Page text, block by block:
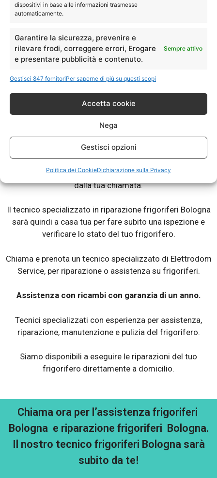
dispositivi in base alle informazioni trasmesse
automaticamente.
Garantire la sicurezza, prevenire e
rilevare frodi, correggere errori, Erogare
e presentare pubblicità e contenuto.
Sempre attivo
Gestisci 847 fornitoriPer saperne di più su questi scopi
Accetta cookie
Nega
Gestisci opzioni
Politica dei CookieDichiarazione sulla Privacy
Il tuo frigorifero ti dà dei problemi? Non raffredda più
per il tuo frigorifero.
Allora chiama e prenota un tecnico specializzato di
Elettrodom Service, per riparazione o assistenza sul tuo
Non importa la marca, l’importante è che sia fuori
garanzia, quindi che tu l’abbia acquistato più di due anni
fa.
Il nostro tecnico frigoriferi Bologna è infatti in grado di
riparare qualsiasi danno o guasto del tuo frigorifero. I
nostri interventi sono molto rapidi, dalle 24 alle 48 ore
dalla tua chiamata.
Il tecnico specializzato in riparazione frigoriferi Bologna
sarà quindi a casa tua per fare subito una ispezione e
verificare lo stato del tuo frigorifero.
Chiama e prenota un tecnico specializzato di Elettrodom
Service, per riparazione o assistenza su frigoriferi.
Assistenza con ricambi con garanzia di un anno.
Tecnici specializzati con esperienza per assistenza,
riparazione, manutenzione e pulizia del frigorifero.
Siamo disponibili a eseguire le riparazioni del tuo
frigorifero direttamente a domicilio.
Chiama ora per l’assistenza frigoriferi
Bologna e riparazione frigoriferi Bologna.
Il nostro tecnico frigoriferi Bologna sarà
subito da te!